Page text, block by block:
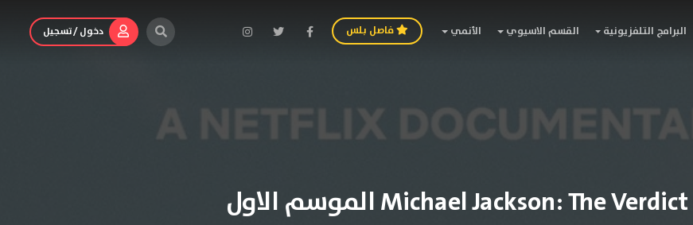
البرامج التلفزيونية القسم الاسيوي الأنمي فاصل بلس دخول / تسجيل